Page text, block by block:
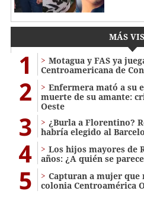
MÁS
1
Motagua y FAS ya
Centroamericana de
2
Enfermera mató a su
muerte de su amante:
Oeste
3
¿Burla a Florentino?
habría elegido al
4
Los hijos mayores de
años: ¿A quién se
5
Capturan a mujer que
colonia Centroamérica